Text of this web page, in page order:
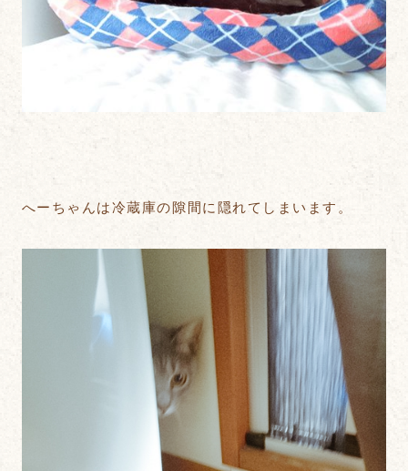
へーちゃんは冷蔵庫の隙間に隠れてしまいます。